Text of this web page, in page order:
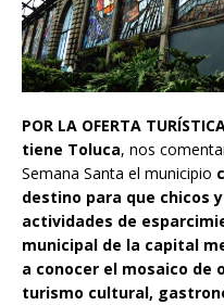
POR LA OFERTA
tiene Toluca, nos
Semana Santa el municipio
destino para que chicos
actividades de
municipal de la capital
a conocer el mosaico de
turismo cultural,